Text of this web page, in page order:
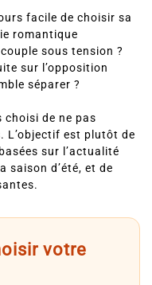
facile de choisir sa
romantique
sous tension ?
sur l’opposition
séparer ?
choisi de ne pas
L’objectif est plutôt de
sur l’actualité
saison d’été, et de
votre